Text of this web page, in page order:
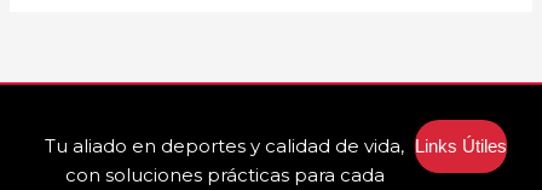
Tu aliado en deportes y calidad de vida,
con soluciones prácticas para cada
Links Útiles